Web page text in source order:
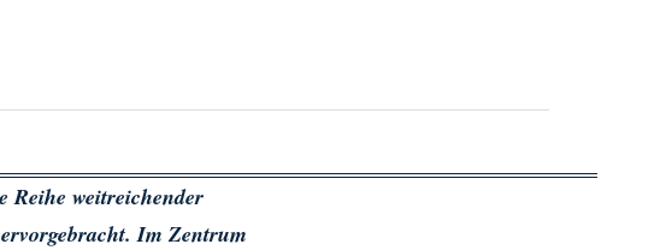
Reihe weitreichender
Im Zentrum